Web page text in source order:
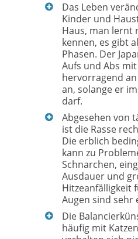
Das Leben
Kinder und
Haus, man lernt
kennen, es gibt
Phasen. Der
Aufs und Abs
hervorragend
an, solange er
darf.
Abgesehen von
ist die Rasse
Die erblich
kann zu
Schnarchen,
Ausdauer und
Hitzeanfälligkeit
Augen sind sehr
Die
häufig mit